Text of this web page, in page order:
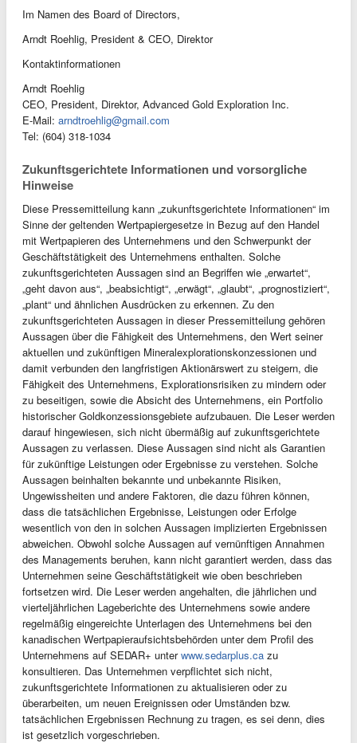
Im Namen des Board of Directors,
Arndt Roehlig, President & CEO, Direktor
Kontaktinformationen
Arndt Roehlig
CEO, President, Direktor, Advanced Gold Exploration Inc.
E-Mail: arndtroehlig@gmail.com
Tel: (604) 318-1034
Zukunftsgerichtete Informationen und vorsorgliche
Hinweise
Diese Pressemitteilung kann „zukunftsgerichtete Informationen“ im
Sinne der geltenden Wertpapiergesetze in Bezug auf den Handel
mit Wertpapieren des Unternehmens und den Schwerpunkt der
Geschäftstätigkeit des Unternehmens enthalten. Solche
zukunftsgerichteten Aussagen sind an Begriffen wie „erwartet“,
„geht davon aus“, „beabsichtigt“, „erwägt“, „glaubt“, „prognostiziert“,
„plant“ und ähnlichen Ausdrücken zu erkennen. Zu den
zukunftsgerichteten Aussagen in dieser Pressemitteilung gehören
Aussagen über die Fähigkeit des Unternehmens, den Wert seiner
aktuellen und zukünftigen Mineralexplorationskonzessionen und
damit verbunden den langfristigen Aktionärswert zu steigern, die
Fähigkeit des Unternehmens, Explorationsrisiken zu mindern oder
zu beseitigen, sowie die Absicht des Unternehmens, ein Portfolio
historischer Goldkonzessionsgebiete aufzubauen. Die Leser werden
darauf hingewiesen, sich nicht übermäßig auf zukunftsgerichtete
Aussagen zu verlassen. Diese Aussagen sind nicht als Garantien
für zukünftige Leistungen oder Ergebnisse zu verstehen. Solche
Aussagen beinhalten bekannte und unbekannte Risiken,
Ungewissheiten und andere Faktoren, die dazu führen können,
dass die tatsächlichen Ergebnisse, Leistungen oder Erfolge
wesentlich von den in solchen Aussagen implizierten Ergebnissen
abweichen. Obwohl solche Aussagen auf vernünftigen Annahmen
des Managements beruhen, kann nicht garantiert werden, dass das
Unternehmen seine Geschäftstätigkeit wie oben beschrieben
fortsetzen wird. Die Leser werden angehalten, die jährlichen und
vierteljährlichen Lageberichte des Unternehmens sowie andere
regelmäßig eingereichte Unterlagen des Unternehmens bei den
kanadischen Wertpapieraufsichtsbehörden unter dem Profil des
Unternehmens auf SEDAR+ unterwww.sedarplus.ca zu
konsultieren. Das Unternehmen verpflichtet sich nicht,
zukunftsgerichtete Informationen zu aktualisieren oder zu
überarbeiten, um neuen Ereignissen oder Umständen bzw.
tatsächlichen Ergebnissen Rechnung zu tragen, es sei denn, dies
ist gesetzlich vorgeschrieben.